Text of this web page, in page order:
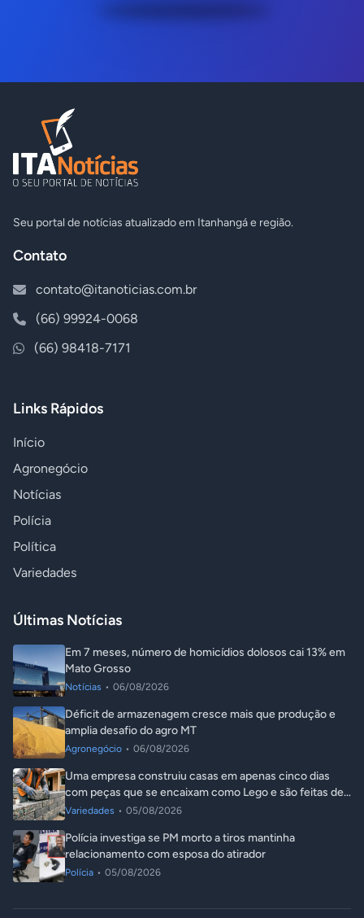
Seu portal de notícias atualizado em Itanhangá e região.
Contato
contato@itanoticias.com.br
(66) 99924-0068
(66) 98418-7171
Links Rápidos
Início
Agronegócio
Notícias
Polícia
Política
Variedades
Últimas Notícias
Em 7 meses, número de homicídios dolosos cai 13% em
Mato Grosso
Notícias • 06/08/2026
Déficit de armazenagem cresce mais que produção e
amplia desafio do agro MT
Agronegócio • 06/08/2026
Uma empresa construiu casas em apenas cinco dias
com peças que se encaixam como Lego e são feitas de
plástico reciclado
Variedades • 05/08/2026
Polícia investiga se PM morto a tiros mantinha
relacionamento com esposa do atirador
Polícia • 05/08/2026